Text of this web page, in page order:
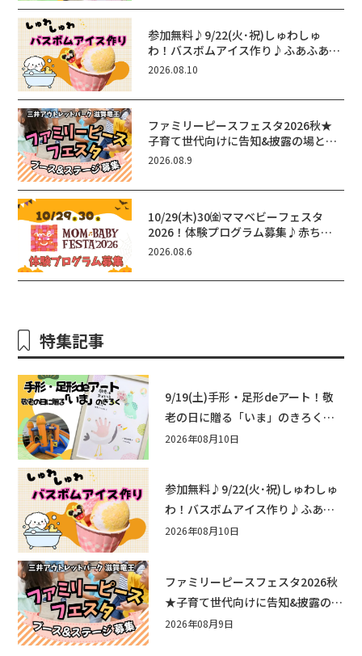
参加無料♪9/22(火･祝)しゅわしゅ
わ！バスボムアイス作り♪ふあふあ遊
具もあるよ！in近江八幡
2026.08.10
ファミリーピースフェスタ2026秋★
子育て世代向けに告知&披露の場とし
て♪ステージ又はブース出店しません
2026.08.9
10/29(木)30㈮ママベビーフェスタ
2026！体験プログラム募集♪赤ちゃ
ん向けイベントに出演しませんか？
2026.08.6
特集記事
9/19(土)手形・足形deアート！敬
老の日に贈る「いま」のきろく♪
他にもふあふあ遊具などお楽しみ
2026年08月10日
参加無料♪9/22(火･祝)しゅわしゅ
わ！バスボムアイス作り♪ふあふ
あ遊具もあるよ！in近江八幡
2026年08月10日
ファミリーピースフェスタ2026秋
★子育て世代向けに告知&披露の場
として♪ステージ又はブース出店
2026年08月9日